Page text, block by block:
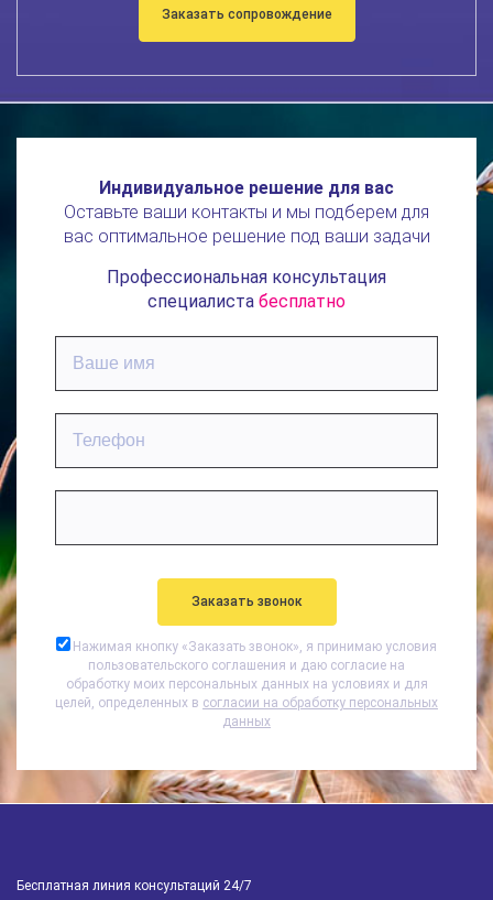
Заказать сопровождение
Индивидуальное решение для вас
Оставьте ваши контакты и мы подберем для
вас оптимальное решение под ваши задачи
Профессиональная консультация
специалиста бесплатно
Нажимая кнопку «Заказать звонок», я принимаю условия
пользовательского соглашения и даю согласие на
обработку моих персональных данных на условиях и для
целей, определенных в согласии на обработку персональных
данных
Бесплатная линия консультаций 24/7